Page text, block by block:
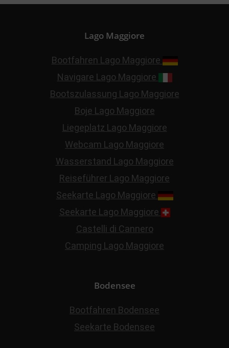
Lago Maggiore
Bootfahren Lago Maggiore
Navigare Lago Maggiore
Bootszulassung Lago Maggiore
Boje Lago Maggiore
Liegeplatz Lago Maggiore
Webcam Lago Maggiore
Wasserstand Lago Maggiore
Reiseführer Lago Maggiore
Seekarte Lago Maggiore
Seekarte Lago Maggiore
Castelli di Cannero
Camping Lago Maggiore
Bodensee
Bootfahren Bodensee
Seekarte Bodensee